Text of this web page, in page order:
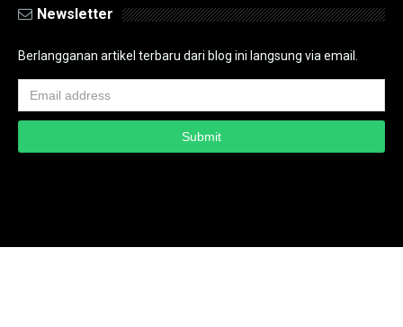
Newsletter
Berlangganan artikel terbaru dari blog ini langsung via email.